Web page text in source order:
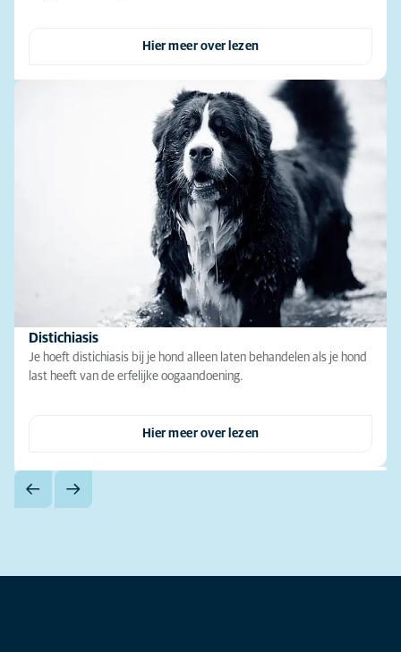
Hier meer over lezen
Distichiasis
Je hoeft distichiasis bij je hond alleen laten behandelen als je hond
last heeft van de erfelijke oogaandoening.
Hier meer over lezen